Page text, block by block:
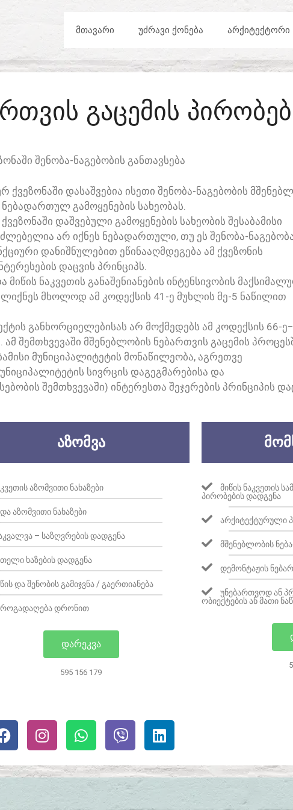
ᲛᲗᲐᲕᲐᲠᲘ ᲣᲫᲠᲐᲕᲘ ᲥᲝᲜᲔᲑᲐ ᲐᲠᲥᲘᲢᲔᲥᲢᲝᲠᲘ
ᲒᲐᲪᲔᲛᲘᲡ
ᲨᲔᲜᲝᲑᲐ-ᲜᲐᲒᲔᲑᲝᲑᲘᲡ ᲒᲐᲜᲗᲐᲕᲡᲔᲑᲐ
ᲓᲐᲡᲐᲨᲕᲔᲑᲘᲐ ᲘᲡᲔᲗᲘ ᲨᲔᲜᲝᲑᲐ-ᲜᲐᲒᲔᲑᲝᲑᲘᲡ
ᲒᲐᲛᲝᲧᲔᲜᲔᲑᲘᲡ ᲡᲐᲮᲔᲝᲑᲐᲡ.
ᲓᲐᲨᲕᲔᲑᲣᲚᲘ ᲒᲐᲛᲝᲧᲔᲜᲔᲑᲘᲡ ᲡᲐᲮᲔᲝᲑᲘᲡ ᲨᲔᲡᲐᲑᲐᲛᲘᲡᲘ
ᲐᲠ ᲘᲥᲜᲔᲡ ᲜᲔᲑᲐᲓᲐᲠᲗᲣᲚᲘ, ᲗᲣ ᲔᲡ ᲨᲔᲜᲝᲑᲐ-
ᲓᲐᲜᲘᲨᲜᲣᲚᲔᲑᲘᲗ ᲔᲬᲘᲜᲐᲐᲦᲛᲓᲔᲒᲔᲑᲐ ᲐᲛ ᲥᲕᲔᲖᲝᲜᲘᲡ
ᲓᲐᲪᲕᲘᲡ ᲞᲠᲘᲜᲪᲘᲞᲡ.
ᲛᲘᲬᲘᲡ ᲜᲐᲙᲕᲔᲗᲘᲡ ᲒᲐᲜᲐᲨᲔᲜᲘᲐᲜᲔᲑᲘᲡ ᲘᲜᲢᲔᲜᲡᲘᲕᲝᲑᲘᲡ
ᲛᲮᲝᲚᲝᲓ ᲐᲛ ᲙᲝᲓᲔᲥᲡᲘᲡ 41-Ე ᲛᲣᲮᲚᲘᲡ ᲛᲔ-5 ᲜᲐᲬᲘᲚᲘᲗ
ᲒᲐᲜᲮᲝᲠᲪᲘᲔᲚᲔᲑᲘᲡᲐᲡ ᲐᲠ ᲛᲝᲥᲛᲔᲓᲔᲑᲡ ᲐᲛ ᲙᲝᲓᲔᲥᲡᲘᲡ 66-
ᲨᲔᲛᲗᲮᲕᲔᲕᲐᲨᲘ ᲛᲨᲔᲜᲔᲑᲚᲝᲑᲘᲡ ᲜᲔᲑᲐᲠᲗᲕᲘᲡ ᲒᲐᲪᲔᲛᲘᲡ
ᲛᲣᲜᲘᲪᲘᲞᲐᲚᲘᲢᲔᲢᲘᲡ ᲛᲝᲜᲐᲬᲘᲚᲔᲝᲑᲐ, ᲐᲒᲠᲔᲗᲕᲔ
ᲡᲘᲕᲠᲪᲘᲡ ᲓᲐᲒᲔᲒᲛᲐᲠᲔᲑᲘᲡᲐ ᲓᲐ
ᲨᲔᲛᲗᲮᲕᲔᲕᲐᲨᲘ) ᲘᲜᲢᲔᲠᲔᲡᲗᲐ ᲨᲔᲯᲔᲠᲔᲑᲘᲡ ᲞᲠᲘᲜᲪᲘᲞᲘᲡ
ᲐᲖᲝᲛᲕᲐ
ᲐᲖᲝᲛᲕᲘᲗᲘ ᲜᲐᲮᲐᲖᲔᲑᲘ
ᲐᲖᲝᲛᲕᲘᲗᲘ ᲜᲐᲮᲐᲖᲔᲑᲘ
– ᲡᲐᲖᲦᲕᲠᲔᲑᲘᲡ ᲓᲐᲓᲒᲔᲜᲐ
ᲮᲐᲖᲔᲑᲘᲡ ᲓᲐᲓᲒᲔᲜᲐ
ᲓᲐ ᲨᲔᲜᲝᲑᲘᲡ ᲒᲐᲛᲘᲯᲕᲜᲐ / ᲒᲐᲔᲠᲗᲘᲐᲜᲔᲑᲐ
ᲓᲠᲝᲜᲘᲗ
ᲓᲐᲠᲔᲙᲕᲐ
595 156 179
ᲛᲘᲬᲘᲡ ᲜᲐᲙᲕᲔᲗᲘᲡ
ᲞᲘᲠᲝᲑᲔᲑᲘᲡ ᲓᲐᲓᲒᲔᲜᲐ
ᲐᲠᲥᲘᲢᲔᲥᲢᲣᲠᲣᲚᲘ
ᲛᲨᲔᲜᲔᲑᲚᲝᲑᲘᲡ
ᲓᲔᲛᲝᲜᲢᲐᲟᲘᲡ
ᲣᲜᲔᲑᲐᲠᲗᲕᲝᲓ ᲐᲜ
ᲝᲑᲘᲔᲥᲢᲔᲑᲘᲡ ᲐᲜ ᲛᲐᲗᲘ